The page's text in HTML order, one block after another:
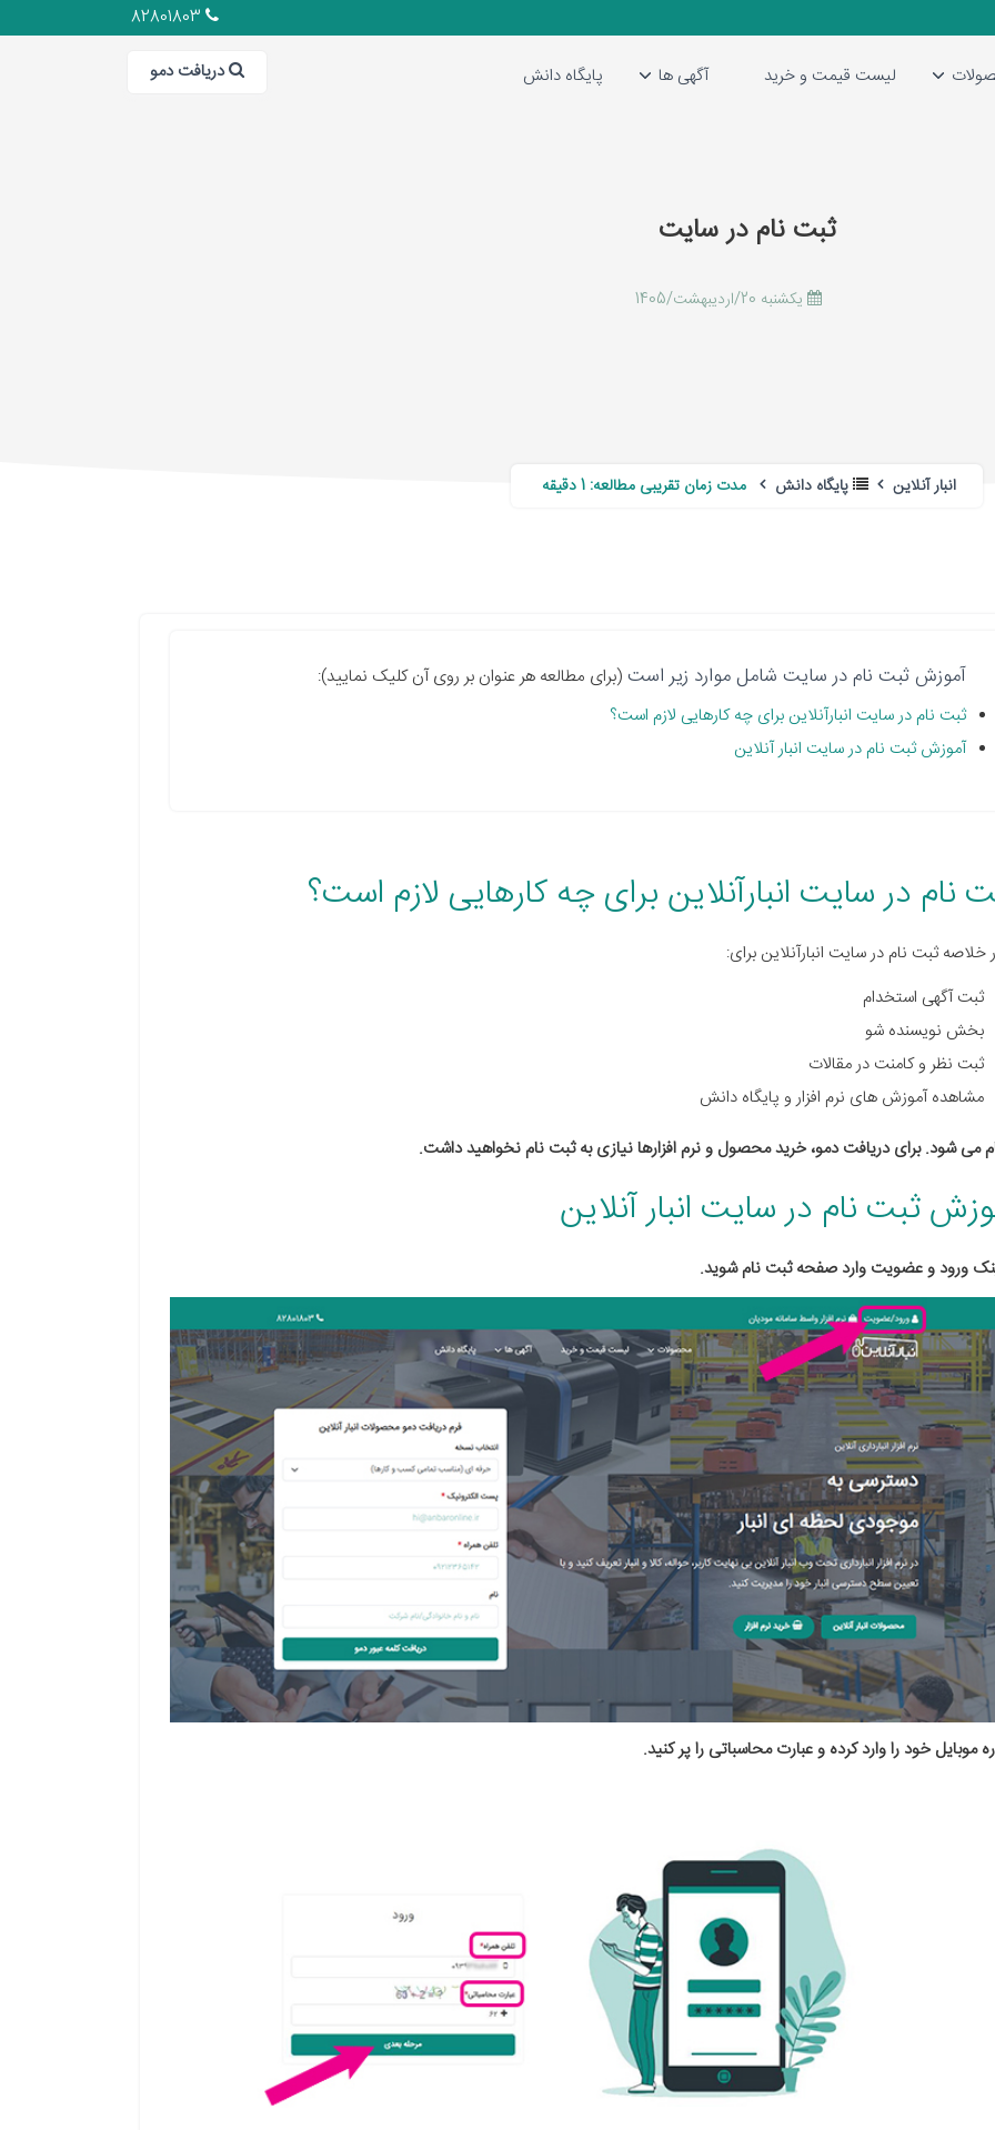
دریافت دمو
لیست قیمت و خرید آگهی ها پایگاه دانش
ثبت نام در سایت
يكشنبه 20/اردیبهشت/1405
انبار آنلاین پایگاه دانش مدت زمان تقریبی مطالعه: 1 دقیقه
آموزش ثبت نام در سایت شامل موارد زیر است (برای مطالعه هر عنوان بر روی آن کلیک نمایید):
ثبت نام در سایت انبارآنلاین برای چه کارهایی لازم است؟
آموزش ثبت نام در سایت انبار آنلاین
نام در سایت انبارآنلاین برای چه کارهایی لازم است؟
خلاصه ثبت نام در سایت انبارآنلاین برای:
ثبت آگهی استخدام
بخش نویسنده شو
ثبت نظر و کامنت در مقالات
مشاهده آموزش های نرم افزار و پایگاه دانش
می شود. برای دریافت دمو، خرید محصول و نرم افزارها نیازی به ثبت نام نخواهید داشت.
ثبت نام در سایت انبار آنلاین
ورود و عضویت وارد صفحه ثبت نام شوید.
موبایل خود را وارد کرده و عبارت محاسباتی را پر کنید.